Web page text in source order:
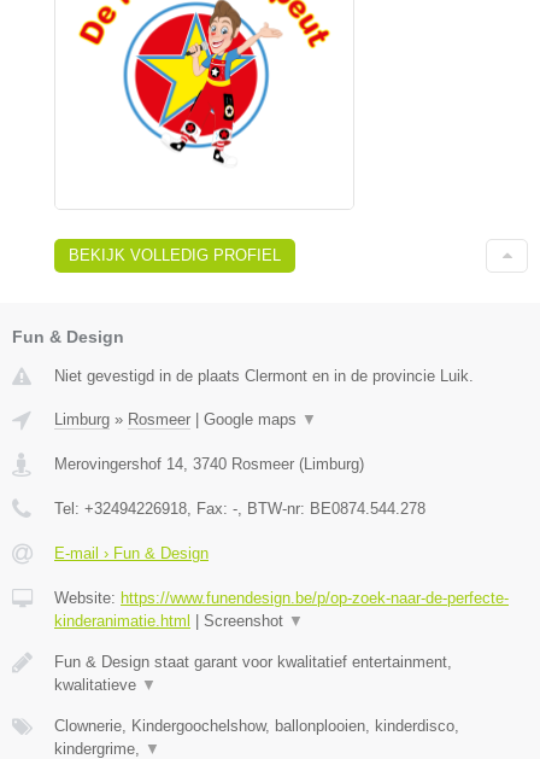
BEKIJK VOLLEDIG PROFIEL
Fun & Design
Niet gevestigd in de plaats Clermont en in de provincie Luik.
Limburg » Rosmeer | Google maps ▼
Merovingershof 14 3740 Rosmeer (Limburg)
Tel: +32494226918 , Fax: - , BTW-nr: BE0874.544.278
E-mail › Fun & Design
Website: https://www.funendesign.be/p/op-zoek-naar-de-perfecte-
kinderanimatie.html | Screenshot ▼
Fun & Design staat garant voor kwalitatief entertainment,
kwalitatieve ▼
Clownerie, Kindergoochelshow, ballonplooien, kinderdisco,
kindergrime,
▼